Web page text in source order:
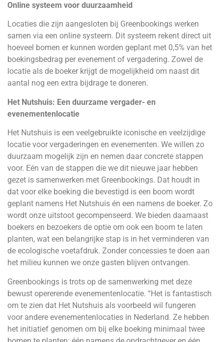
Online systeem voor duurzaamheid
Locaties die zijn aangesloten bij Greenbookings werken
samen via een online systeem. Dit systeem rekent direct uit
hoeveel bomen er kunnen worden geplant met 0,5% van het
boekingsbedrag per evenement of vergadering. Zowel de
locatie als de boeker krijgt de mogelijkheid om naast dit
aantal nog een extra bijdrage te doneren.
Het Nutshuis: Een duurzame vergader- en
evenementenlocatie
Het Nutshuis is een veelgebruikte iconische en veelzijdige
locatie voor vergaderingen en evenementen. We willen zo
duurzaam mogelijk zijn en nemen daar concrete stappen
voor. Eén van de stappen die we dit nieuwe jaar hebben
gezet is samenwerken met Greenbookings. Dat houdt in
dat voor elke boeking die bevestigd is een boom wordt
geplant namens Het Nutshuis én een namens de boeker. Zo
wordt onze uitstoot gecompenseerd. We bieden daarnaast
boekers en bezoekers de optie om ook een boom te laten
planten, wat een belangrijke stap is in het verminderen van
de ecologische voetafdruk. Zonder concessies te doen aan
het milieu kunnen we onze gasten blijven ontvangen.
Greenbookings is trots op de samenwerking met deze
bewust opererende evenementenlocatie. “Het is fantastisch
om te zien dat Het Nutshuis als voorbeeld wil fungeren
voor andere evenementenlocaties in Nederland. Ze hebben
het initiatief genomen om bij elke boeking minimaal twee